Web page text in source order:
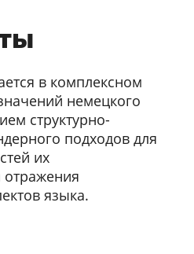
в комплексном
немецкого
структурно-
подходов для
их
языка.